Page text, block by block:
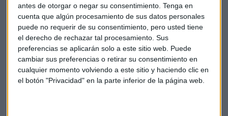
antes de otorgar o negar su consentimiento. Tenga en
cuenta que algún procesamiento de sus datos personales
puede no requerir de su consentimiento, pero usted tiene
el derecho de rechazar tal procesamiento. Sus
preferencias se aplicarán solo a este sitio web. Puede
cambiar sus preferencias o retirar su consentimiento en
cualquier momento volviendo a este sitio y haciendo clic en
el botón "Privacidad" en la parte inferior de la página web.
Los resultados, que fueron publicados después del cierre de
Wall Street, no fueron bien recibidos entre los operadores.
En el mercado fuera de hora, sus acciones han caído un 5%.
Imagen: www.Google.es